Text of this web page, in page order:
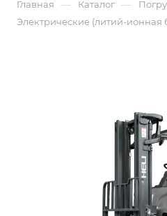
Главная — Каталог —
Электрические (литий-ионная